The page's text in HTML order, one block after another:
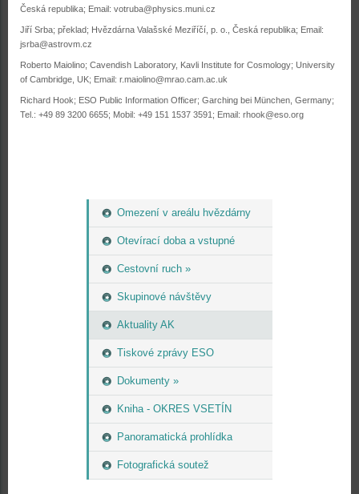
Omezení v areálu hvězdárny
Otevírací doba a vstupné
Cestovní ruch »
Skupinové návštěvy
Aktuality AK
Tiskové zprávy ESO
Dokumenty »
Kniha - OKRES VSETÍN
Panoramatická prohlídka
Fotografická soutež
Česká republika; Email: votruba@physics.muni.cz
Jiří Srba; překlad; Hvězdárna Valašské Meziříčí, p. o., Česká republika; Email:
jsrba@astrovm.cz
Roberto Maiolino; Cavendish Laboratory, Kavli Institute for Cosmology; University
of Cambridge, UK; Email: r.maiolino@mrao.cam.ac.uk
Richard Hook; ESO Public Information Officer; Garching bei München, Germany;
Tel.: +49 89 3200 6655; Mobil: +49 151 1537 3591; Email: rhook@eso.org